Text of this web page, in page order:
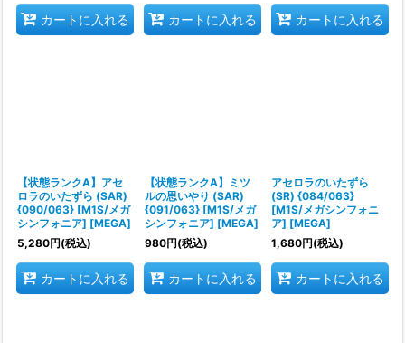
カートに入れる カートに入れる カートに入れる
【状態ランクA】アセ
ロラのいたずら (SAR)
{090/063} [M1S/メガ
シンフォニア] [MEGA]
5,280円(税込)
カートに入れる
【状態ランクA】ミツ
ルの思いやり (SAR)
{091/063} [M1S/メガ
シンフォニア] [MEGA]
980円(税込)
カートに入れる
アセロラのいたずら
(SR) {084/063}
[M1S/メガシンフォニ
ア] [MEGA]
1,680円(税込)
カートに入れる